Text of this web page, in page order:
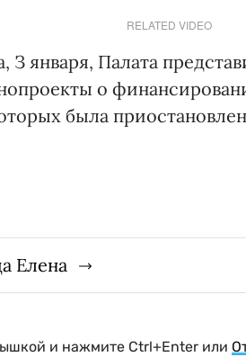
RELATED VIDEO
З января, Палата
о
была
Елена
и нажмите Ctrl+Enter или